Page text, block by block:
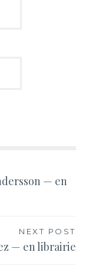
— en
NEXT POST
— en librairie